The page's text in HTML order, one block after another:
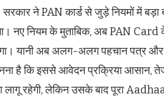
ने PAN कार्ड से जुड़े नियमों में बड़ा
नए नियम के मुताबिक, अब PAN
यानी अब अलग-अलग पहचान पत्र
है कि इससे आवेदन प्रक्रिया आसान,
लागू रहेगी, लेकिन उसके बाद पूरा